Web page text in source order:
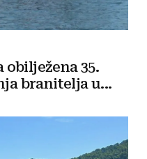
35.
branitelja u...